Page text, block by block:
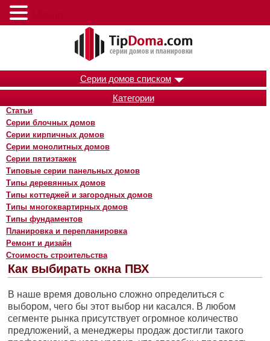
Серии домов списком
Категории
Статьи
Серии блочных домов
Серии кирпичных домов
Серии монолитных домов
Серии пятиэтажек
Типовые серии панельных домов
Типы деревянных домов
Типы коттеджей и загородных домов
Типы многоквартирных домов
Типы фундаментов
Планировка и перепланировка
Ремонт и дизайн
Стоимость строительства
Как выбирать окна ПВХ
В наше время довольно сложно определиться с
выбором, чего бы этот выбор ни касался. В любом
сегменте рынка присутствует огромное количество
предложений, а менеджеры продаж достигли такого